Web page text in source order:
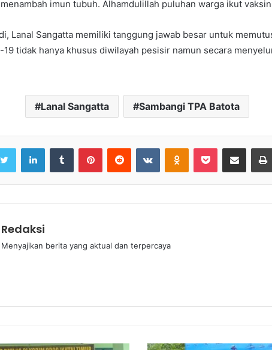
imun tubuh. Alhamdulillah puluhan warga ikut
Lanal Sangatta memiliki tanggung jawab besar untuk
tidak hanya khusus diwilayah pesisir namun secara
Lanal Sangatta Sambangi TPA Batota
Twitter LinkedInTumblr PinterestReddit VKontakteOdnoklassniki
Pocket Share via Email
Redaksi
Menyajikan berita yang aktual dan terpercaya